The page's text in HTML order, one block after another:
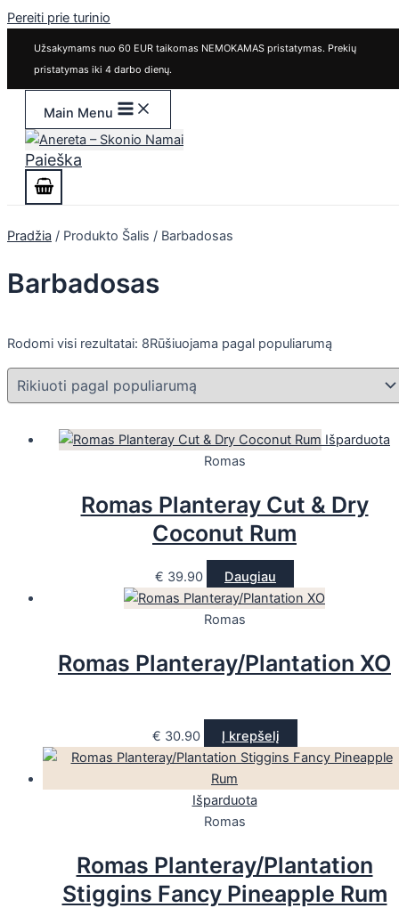
Pereiti prie turinio
Užsakymams nuo 60 EUR taikomas NEMOKAMAS pristatymas. Prekių
pristatymas iki 4 darbo dienų.
Main Menu
Paieška
Pradžia / Produkto Šalis / Barbadosas
Barbadosas
Rodomi visi rezultatai: 8Rūšiuojama pagal populiarumą
Išparduota
Romas
Romas Planteray Cut & Dry
Coconut Rum
€ 39.90 Daugiau
Romas
Romas Planteray/Plantation XO
€ 30.90 Į krepšelį
Išparduota
Romas
Romas Planteray/Plantation
Stiggins Fancy Pineapple Rum